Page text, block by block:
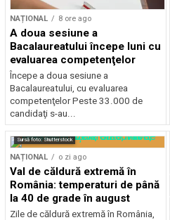
NAȚIONAL 8 ore ago
A doua sesiune a
Bacalaureatului începe luni cu
evaluarea competenţelor
Începe a doua sesiune a
Bacalaureatului, cu evaluarea
competenţelor Peste 33.000 de
candidaţi s-au...
Sursă foto: Shutterstock
NAȚIONAL o zi ago
Val de căldură extremă în
România: temperaturi de până
la 40 de grade în august
Zile de căldură extremă în România,